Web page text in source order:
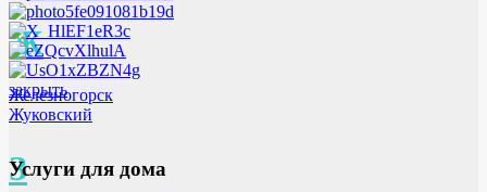
Ж
Железногорск
Жуковский
З
закрыть
Услуги для дома